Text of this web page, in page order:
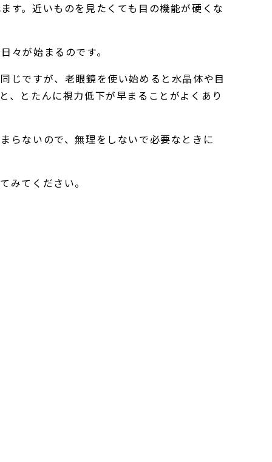
す。近いものを見たくても目の機能が硬くな
々が始まるのです。
じですが、老眼鏡を使い始めると水晶体や目
、とたんに視力低下が早まることがよくあり
らないので、無理をしないで必要なときに
みてください。